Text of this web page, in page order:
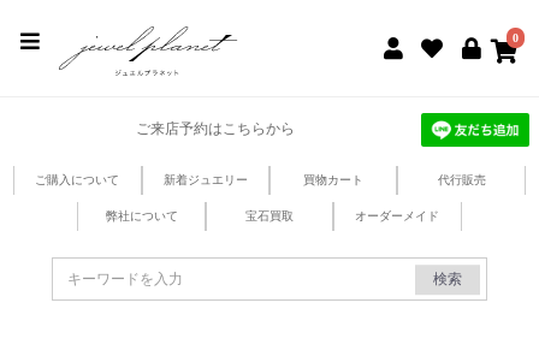
0
ご来店予約はこちらから
ご購入について 新着ジュエリー 買物カート 代行販売
弊社について 宝石買取 オーダーメイド
検索